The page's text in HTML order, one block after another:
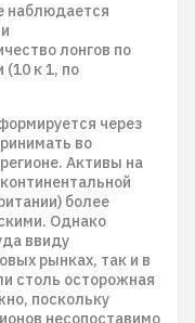
наблюдается
лонгов по
к 1, по
через
во
Активы на
более
Однако
ввиду
рынках, так и в
столь осторожная
поскольку
несопоставимо